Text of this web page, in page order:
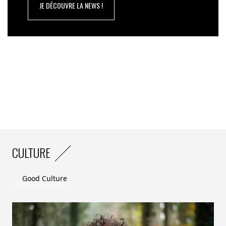
Cette levée de fonds permettra également l’ouverture
Réparer, mais aussi former et inclure
JE DÉCOUVRE LA NEWS !
CULTURE
Good Culture